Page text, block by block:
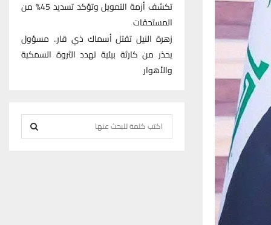
تكشف أزمة التمويل وتؤكد تسديد 45% من
المستحقات
زهرة النيل تقتل أسماك ذي قار.. مسؤول
يحذر من كارثة بيئية تهدد الثروة السمكية
والأهوار
e